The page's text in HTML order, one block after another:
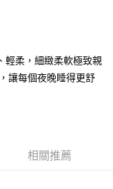
確認頁面所載為準。
方式。 讓您購物簡單
輕柔，細緻柔軟極致親
讓每個夜晚睡得更舒
相關推薦